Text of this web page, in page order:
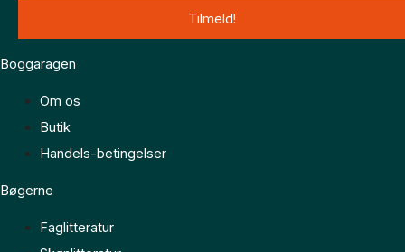
Boggaragen
Om os
Butik
Handels-betingelser
Bøgerne
Faglitteratur